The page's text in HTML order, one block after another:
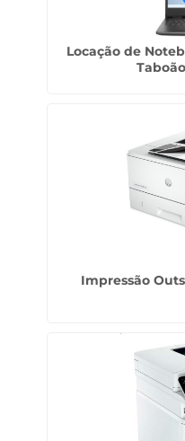
Locação de
Impressão